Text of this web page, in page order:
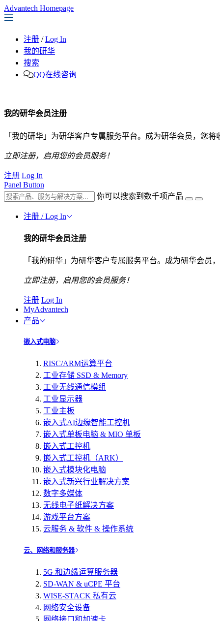
Advantech Homepage
注册 / Log In
我的研华
搜索
QQ在线咨询
我的研华会员注册
「我的研华」为研华客户专属服务平台。成为研华会员，您
立即注册，启用您的会员服务！
注册 Log In
Panel Button
你可以搜索到数千项产品
注册 / Log In
我的研华会员注册
「我的研华」为研华客户专属服务平台。成为研华会
立即注册，启用您的会员服务！
注册 Log In
MyAdvantech
产品
嵌入式电脑
RISC/ARM运算平台
工业存储 SSD & Memory
工业无线通信模组
工业显示器
工业主板
嵌入式AI边缘智能工控机
嵌入式单板电脑 & MIO 单板
嵌入式工控机
嵌入式工控机（ARK）
嵌入式模块化电脑
嵌入式新兴行业解决方案
数字多媒体
无线电子纸解决方案
游戏平台方案
云服务 & 软件 & 操作系统
云、网络和服务器
5G 和边缘运算服务器
SD-WAN & uCPE 平台
WISE-STACK 私有云
网络安全设备
网络接口和加速卡